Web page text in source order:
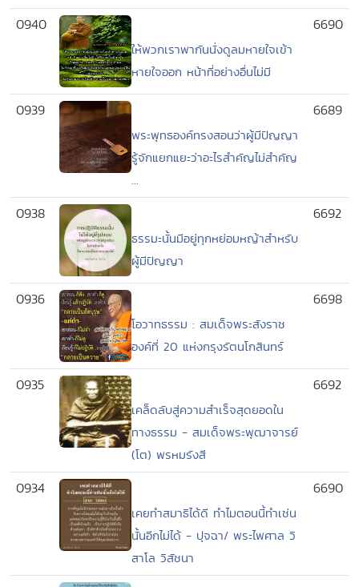
0940
ให้พวกเราพากันนั่งดูลมหายใจเข้า
หายใจออก หน้าที่อย่างอื่นไม่มี
6690
0939
พระพุทธองค์ทรงสอนว่าผู้มีปัญญา
รู้จักแยกแยะว่าอะไรสำคัญไม่สำคัญ
...
6689
0938
ธรรมะนั้นมีอยู่ทุกหย่อมหญ้าสำหรับ
ผู้มีปัญญา
6692
0936
โอวาทธรรม : สมเด็จพระสังราช
องค์ที่ 20 แห่งกรุงรัตนโกสินทร์
6698
0935
เคล็ดลับสู่ความสำเร็จสุดยอดใน
ทางธรรม - สมเด็จพระพุฒาจารย์
(โต) พรหมรังสี
6692
0934
เคยทำสมาธิได้ดี ทำไมตอนนี้ทำเช่น
นั้นอีกไม่ได้ - ปุจฉา/ พระไพศาล วิ
สาโล วิสัชนา
6690